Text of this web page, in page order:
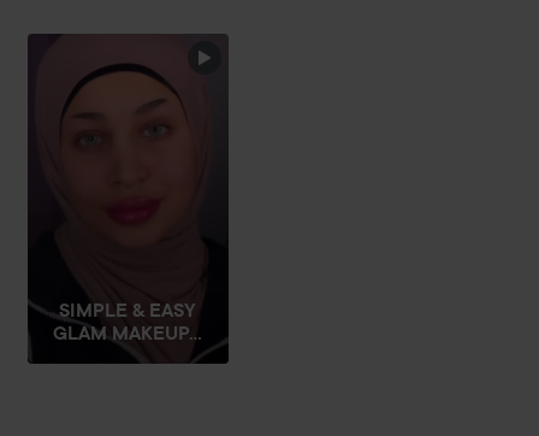
HOPPA ÖVER SEKTIONEN
SIMPLE & EASY
GLAM MAKEUP...